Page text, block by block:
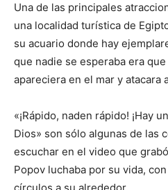
Una de las principales
una localidad turística de
su acuario donde hay
que nadie se esperaba era
apareciera en el mar y atacara
«¡Rápido, naden rápido! ¡Hay
Dios» son sólo algunas de las
escuchar en el video que
Popov luchaba por su vida,